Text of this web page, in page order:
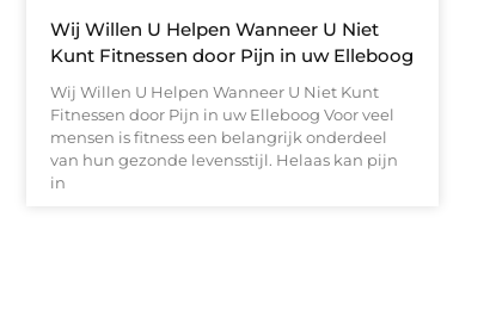
Wij Willen U Helpen Wanneer U Niet
Kunt Fitnessen door Pijn in uw Elleboog
Wij Willen U Helpen Wanneer U Niet Kunt
Fitnessen door Pijn in uw Elleboog Voor veel
mensen is fitness een belangrijk onderdeel
van hun gezonde levensstijl. Helaas kan pijn
in